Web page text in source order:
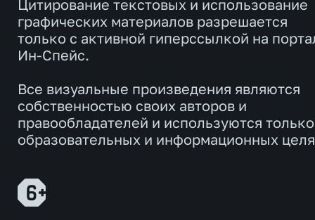
Цитирование текстовых и использование
графических материалов разрешается
только с активной гиперссылкой на
Ин-Спейс.
Все визуальные произведения являются
собственностью своих авторов и
правообладателей и используются
образовательных и информационных